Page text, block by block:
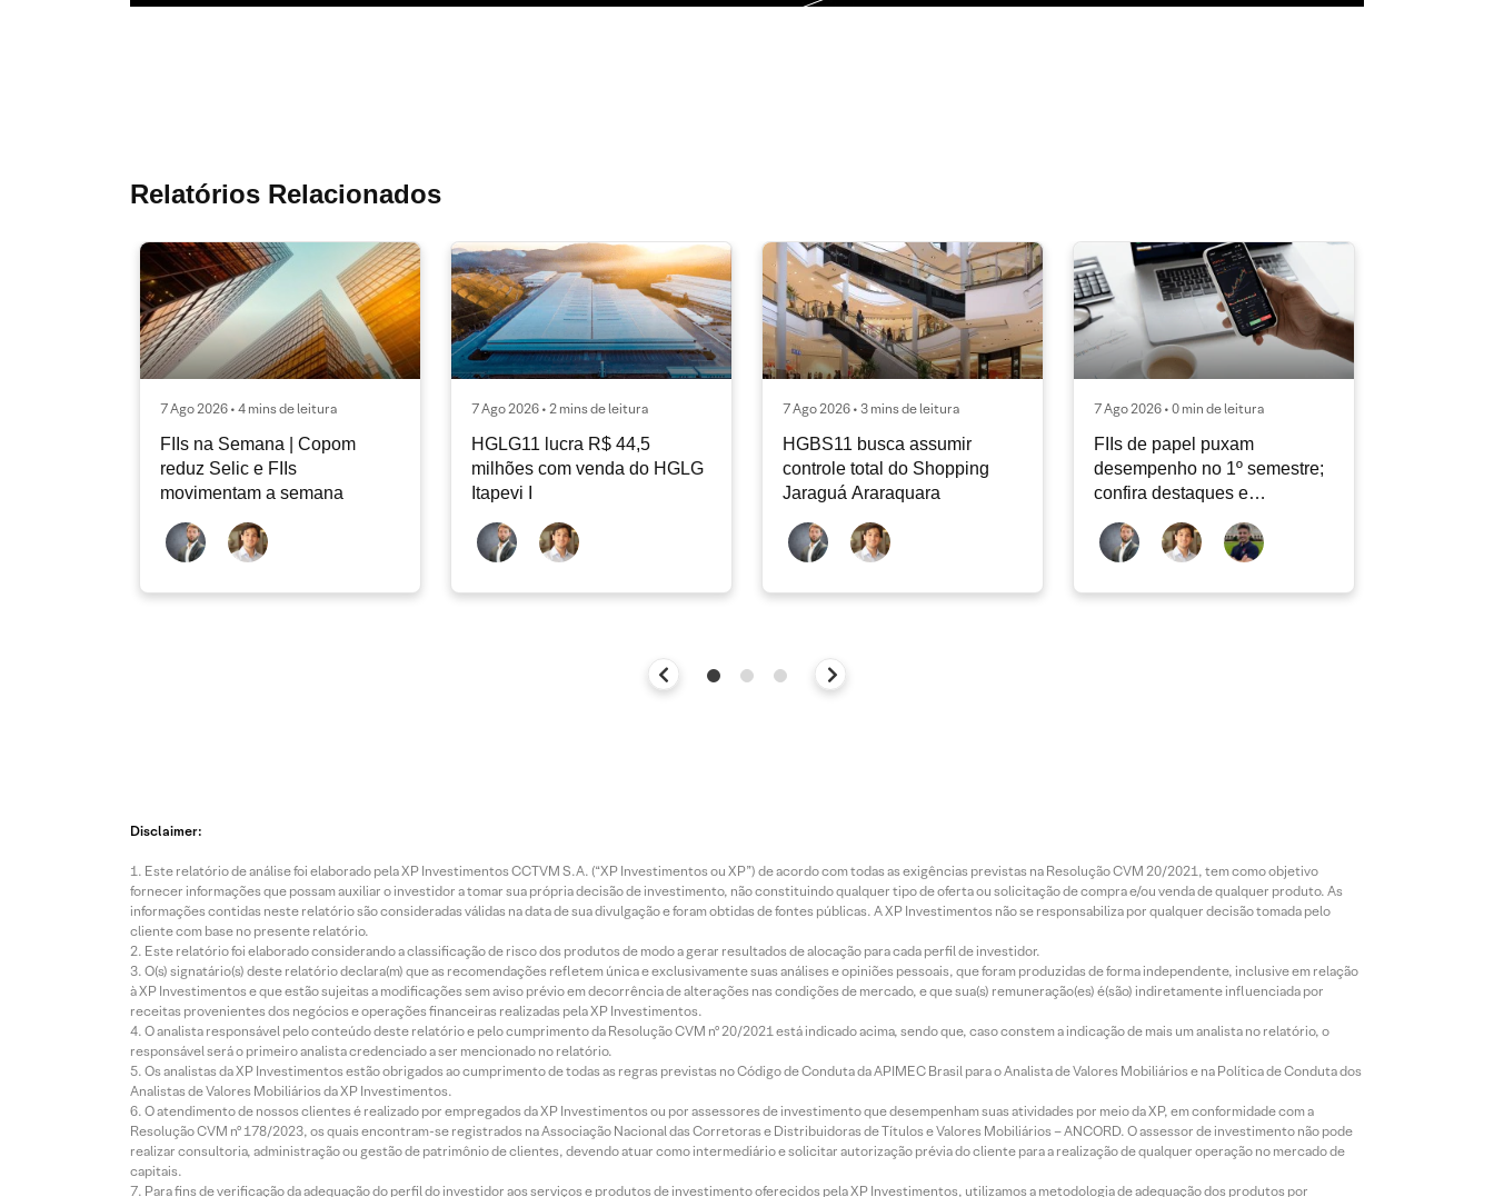
Relatórios Relacionados
7 Ago 2026 • 4 mins de leitura
FIIs na Semana | Copom
reduz Selic e FIIs
movimentam a semana
7 Ago 2026 • 2 mins de leitura
HGLG11 lucra R$ 44,5
milhões com venda do HGLG
Itapevi I
7 Ago 2026 • 3 mins de leitura
HGBS11 busca assumir
controle total do Shopping
Jaraguá Araraquara
7 Ago 2026 • 0 min de leitura
FIIs de papel puxam
desempenho no 1º semestre;
confira destaques e
Disclaimer:
Este relatório de análise foi elaborado pela XP Investimentos CCTVM S.A. (“XP Investimentos ou XP”) de acordo com todas as exigências previstas na Resolução CVM 20/2021, tem como objetivo
fornecer informações que possam auxiliar o investidor a tomar sua própria decisão de investimento, não constituindo qualquer tipo de oferta ou solicitação de compra e/ou venda de qualquer produto. As
informações contidas neste relatório são consideradas válidas na data de sua divulgação e foram obtidas de fontes públicas. A XP Investimentos não se responsabiliza por qualquer decisão tomada pelo
cliente com base no presente relatório.
Este relatório foi elaborado considerando a classificação de risco dos produtos de modo a gerar resultados de alocação para cada perfil de investidor.
O(s) signatário(s) deste relatório declara(m) que as recomendações refletem única e exclusivamente suas análises e opiniões pessoais, que foram produzidas de forma independente, inclusive em relação
à XP Investimentos e que estão sujeitas a modificações sem aviso prévio em decorrência de alterações nas condições de mercado, e que sua(s) remuneração(es) é(são) indiretamente influenciada por
receitas provenientes dos negócios e operações financeiras realizadas pela XP Investimentos.
O analista responsável pelo conteúdo deste relatório e pelo cumprimento da Resolução CVM nº 20/2021 está indicado acima, sendo que, caso constem a indicação de mais um analista no relatório, o
responsável será o primeiro analista credenciado a ser mencionado no relatório.
Os analistas da XP Investimentos estão obrigados ao cumprimento de todas as regras previstas no Código de Conduta da APIMEC Brasil para o Analista de Valores Mobiliários e na Política de Conduta dos
Analistas de Valores Mobiliários da XP Investimentos.
O atendimento de nossos clientes é realizado por empregados da XP Investimentos ou por assessores de investimento que desempenham suas atividades por meio da XP, em conformidade com a
Resolução CVM nº 178/2023, os quais encontram-se registrados na Associação Nacional das Corretoras e Distribuidoras de Títulos e Valores Mobiliários – ANCORD. O assessor de investimento não pode
realizar consultoria, administração ou gestão de patrimônio de clientes, devendo atuar como intermediário e solicitar autorização prévia do cliente para a realização de qualquer operação no mercado de
capitais.
Para fins de verificação da adequação do perfil do investidor aos serviços e produtos de investimento oferecidos pela XP Investimentos, utilizamos a metodologia de adequação dos produtos por